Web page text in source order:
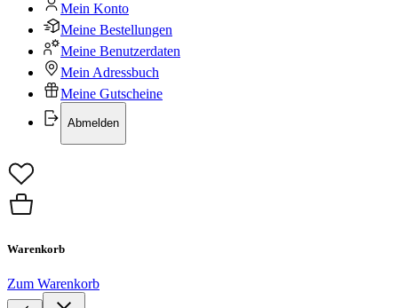
Mein Konto
Meine Bestellungen
Meine Benutzerdaten
Mein Adressbuch
Meine Gutscheine
Abmelden
Warenkorb
Zum Warenkorb